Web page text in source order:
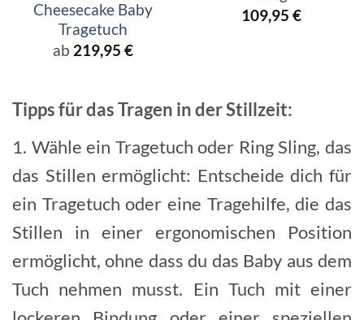
Cheesecake Baby
Tragetuch
ab 219,95 €
109,95 €
Tipps für das Tragen in der Stillzeit:
1. Wähle ein Tragetuch oder Ring Sling, das
das Stillen ermöglicht: Entscheide dich für
ein Tragetuch oder eine Tragehilfe, die das
Stillen in einer ergonomischen Position
ermöglicht, ohne dass du das Baby aus dem
Tuch nehmen musst. Ein Tuch mit einer